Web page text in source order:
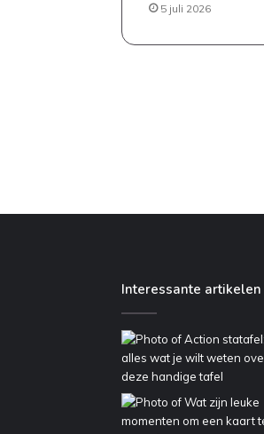
5 juli 2026
Interessante artikelen